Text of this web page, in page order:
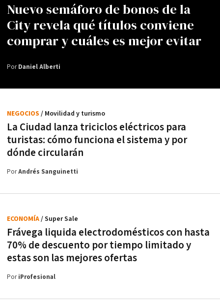
Nuevo semáforo de bonos de la
City revela qué títulos conviene
comprar y cuáles es mejor evitar
PorDaniel Alberti
La Ciudad lanza triciclos eléctricos para
turistas: cómo funciona el sistema y por
dónde circularán
NEGOCIOS / Movilidad y turismo
PorAndrés Sanguinetti
Frávega liquida electrodomésticos con hasta
70% de descuento por tiempo limitado y
estas son las mejores ofertas
ECONOMÍA/ Super Sale
PoriProfesional